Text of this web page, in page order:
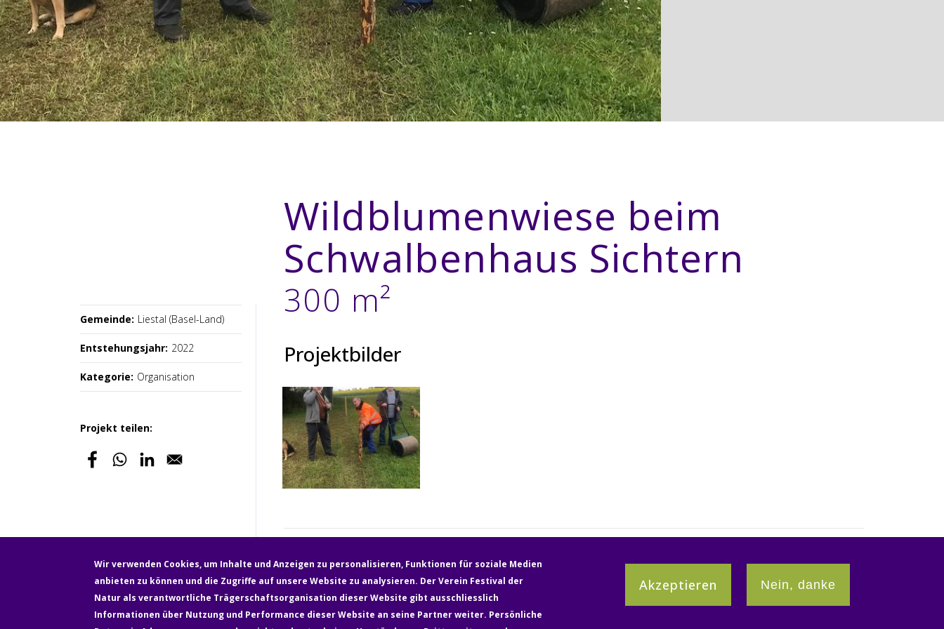
Gemeinde: Liestal (Basel-Land)
Entstehungsjahr: 2022
Kategorie: Organisation
Projekt teilen:
Wildblumenwiese beim
Schwalbenhaus Sichtern
300 m²
Projektbilder
Newsletter Über uns Kontakt Medien Rechtliches & Datenschutz Partner:innen
Wir verwenden Cookies, um Inhalte und Anzeigen zu personalisieren, Funktionen für soziale Medien
anbieten zu können und die Zugriffe auf unsere Website zu analysieren. Der Verein Festival der
Natur als verantwortliche Trägerschaftsorganisation dieser Website gibt ausschliesslich
Informationen über Nutzung und Performance dieser Website an seine Partner weiter. Persönliche
Akzeptieren Nein, danke